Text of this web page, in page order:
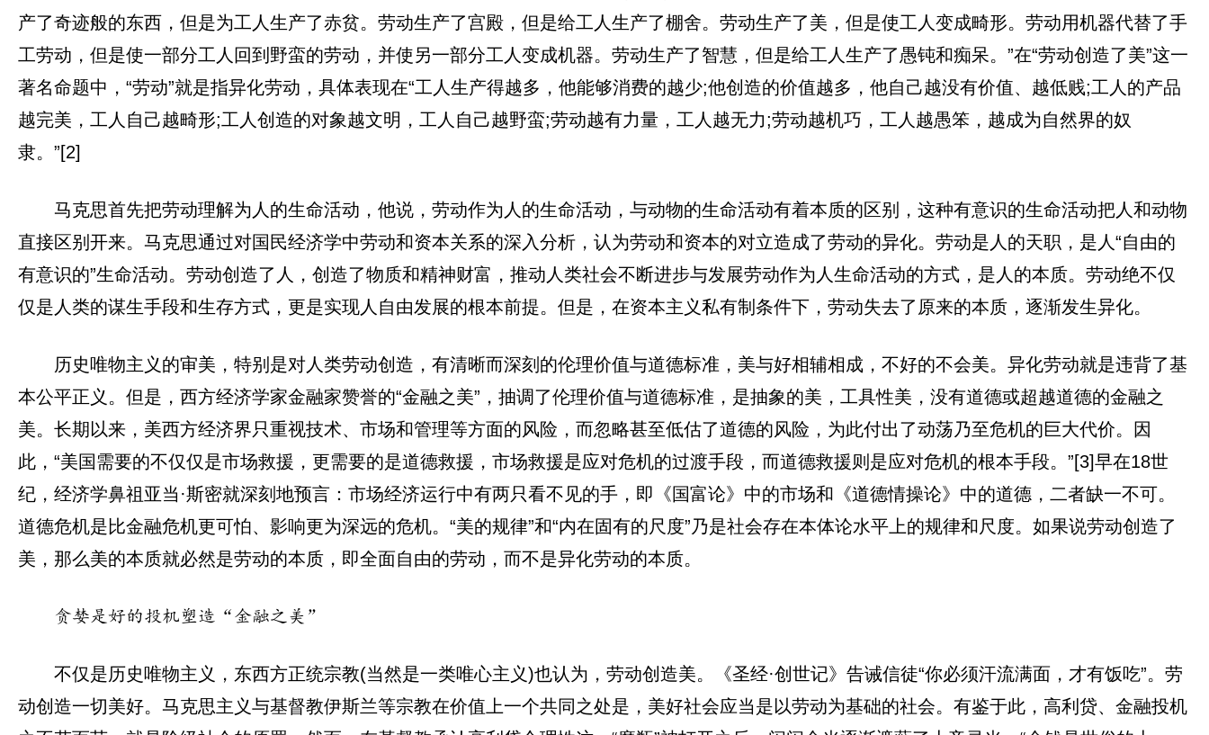
产了奇迹般的东西，但是为工人生产了赤贫。劳动生产了宫殿，但是给工人生产了棚舍。劳动生产了美，但是使工人变成畸形。劳动用机器代替了手
工劳动，但是使一部分工人回到野蛮的劳动，并使另一部分工人变成机器。劳动生产了智慧，但是给工人生产了愚钝和痴呆。”在“劳动创造了美”这一
著名命题中，“劳动”就是指异化劳动，具体表现在“工人生产得越多，他能够消费的越少;他创造的价值越多，他自己越没有价值、越低贱;工人的产品
越完美，工人自己越畸形;工人创造的对象越文明，工人自己越野蛮;劳动越有力量，工人越无力;劳动越机巧，工人越愚笨，越成为自然界的奴
隶。”[2]
马克思首先把劳动理解为人的生命活动，他说，劳动作为人的生命活动，与动物的生命活动有着本质的区别，这种有意识的生命活动把人和动物
直接区别开来。马克思通过对国民经济学中劳动和资本关系的深入分析，认为劳动和资本的对立造成了劳动的异化。劳动是人的天职，是人“自由的
有意识的”生命活动。劳动创造了人，创造了物质和精神财富，推动人类社会不断进步与发展劳动作为人生命活动的方式，是人的本质。劳动绝不仅
仅是人类的谋生手段和生存方式，更是实现人自由发展的根本前提。但是，在资本主义私有制条件下，劳动失去了原来的本质，逐渐发生异化。
历史唯物主义的审美，特别是对人类劳动创造，有清晰而深刻的伦理价值与道德标准，美与好相辅相成，不好的不会美。异化劳动就是违背了基
本公平正义。但是，西方经济学家金融家赞誉的“金融之美”，抽调了伦理价值与道德标准，是抽象的美，工具性美，没有道德或超越道德的金融之
美。长期以来，美西方经济界只重视技术、市场和管理等方面的风险，而忽略甚至低估了道德的风险，为此付出了动荡乃至危机的巨大代价。因
此，“美国需要的不仅仅是市场救援，更需要的是道德救援，市场救援是应对危机的过渡手段，而道德救援则是应对危机的根本手段。”[3]早在18世
纪，经济学鼻祖亚当·斯密就深刻地预言：市场经济运行中有两只看不见的手，即《国富论》中的市场和《道德情操论》中的道德，二者缺一不可。
道德危机是比金融危机更可怕、影响更为深远的危机。“美的规律”和“内在固有的尺度”乃是社会存在本体论水平上的规律和尺度。如果说劳动创造了
美，那么美的本质就必然是劳动的本质，即全面自由的劳动，而不是异化劳动的本质。
贪婪是好的投机塑造“金融之美”
不仅是历史唯物主义，东西方正统宗教(当然是一类唯心主义)也认为，劳动创造美。《圣经·创世记》告诫信徒“你必须汗流满面，才有饭吃”。劳
动创造一切美好。马克思主义与基督教伊斯兰等宗教在价值上一个共同之处是，美好社会应当是以劳动为基础的社会。有鉴于此，高利贷、金融投机